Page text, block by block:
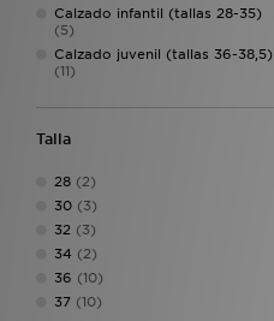
HOKA (12)
Lacoste
Birkenstock (8)
Saucony (8)
UGG
New Era
Speedo
Zavetti Canada
BOSS
Trailberg
Hummel
Calzado infantil (tallas 28-35)
(5)
Calzado juvenil (tallas 36-38,5)
(11)
Talla
28 (2)
30 (3)
32 (3)
34 (2)
36 (10)
37 (10)